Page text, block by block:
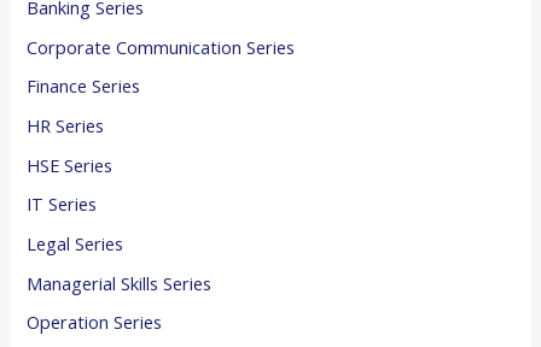
Banking Series
Corporate Communication Series
Finance Series
HR Series
HSE Series
IT Series
Legal Series
Managerial Skills Series
Operation Series